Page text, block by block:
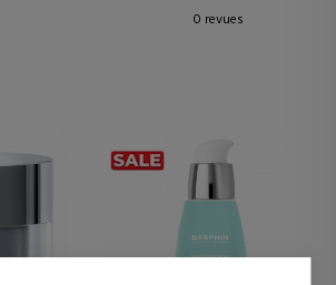
0 revues